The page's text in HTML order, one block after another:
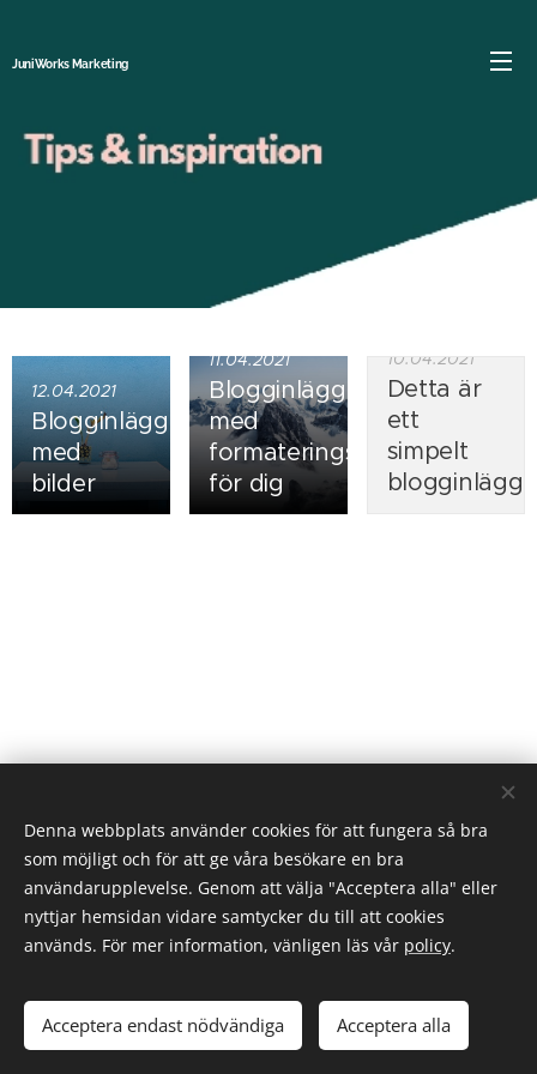
JuniWorks Marketing
12.04.2021
Blogginlägg
med
bilder
11.04.2021
Blogginlägg
med
formateringstips
för dig
10.04.2021
Detta är
ett
simpelt
blogginlägg
Cookie- sekretess- och integritetspolicy Cookies
Denna webbplats använder cookies för att fungera så bra
som möjligt och för att ge våra besökare en bra
användarupplevelse. Genom att välja "Acceptera alla" eller
nyttjar hemsidan vidare samtycker du till att cookies
används. För mer information, vänligen läs vår policy.
Acceptera endast nödvändiga Acceptera alla